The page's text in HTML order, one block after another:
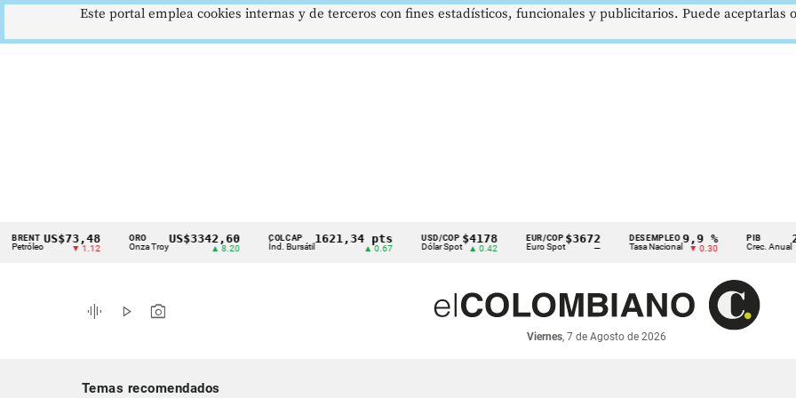
Cintillo
indicadores
económicos
US$73,48
▼ 1.12
ORO
Onza Troy
US$3342,60 COLCAP
Índ. Bursátil
1621,34 pts USD/COP
Dólar Spot
$4178
▲ 0.42
EUR/COP
Euro Spot
$3672
—
DESEMPLEO
Tasa Nacional
9,9 %
▼ 0.30
PIB
Crec. Anual
2,8 %
▲ 0.10
graphic_eq play_arrow photo_camera
Viernes, 7 de Agosto de 2026
Temas recomendados
Este portal emplea cookies internas y de terceros con fines estadísticos, funcionales y publicitarios. Puede aceptarlas